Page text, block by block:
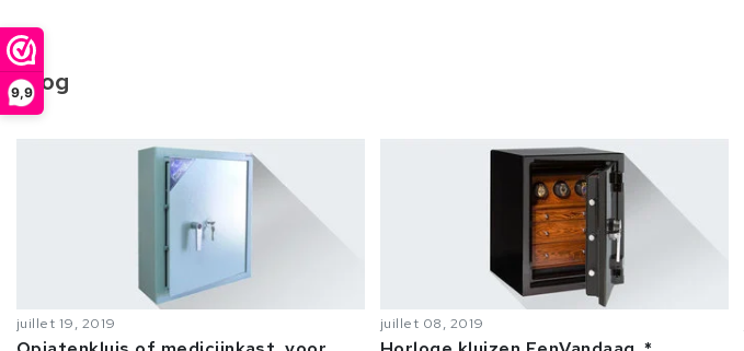
9,9
Blog
juillet 19, 2019 juillet 08, 2019